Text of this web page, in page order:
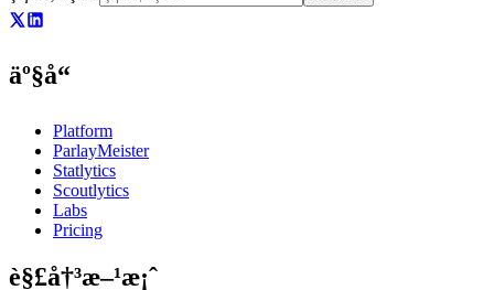
äº§å“
Platform
ParlayMeister
Statlytics
Scoutlytics
Labs
Pricing
è§£å†³æ–¹æ¡ˆ